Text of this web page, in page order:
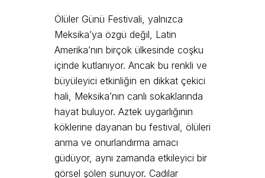
Ölüler Günü Festivali, yalnızca
Meksika’ya özgü değil, Latin
Amerika’nın birçok ülkesinde coşku
içinde kutlanıyor. Ancak bu renkli ve
büyüleyici etkinliğin en dikkat çekici
hali, Meksika’nın canlı sokaklarında
hayat buluyor. Aztek uygarlığının
köklerine dayanan bu festival, ölüleri
anma ve onurlandırma amacı
güdüyor, aynı zamanda etkileyici bir
görsel şölen sunuyor. Cadılar